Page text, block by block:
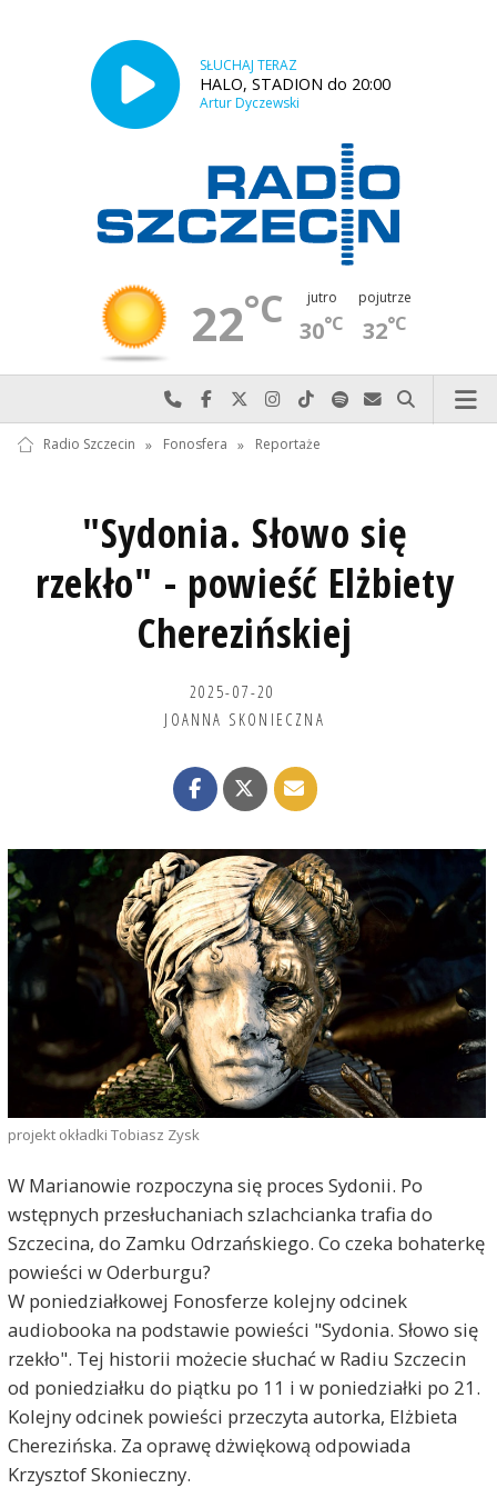
SŁUCHAJ TERAZ
HALO, STADION do 20:00
Artur Dyczewski
22°C jutro
30°C
pojutrze
32°C
Najlepiej po prostu do nas zadzwoń
Odwiedź nas na Facebook-u
Odwiedź nas na X
Odwiedź nas na Instagram-ie
Odwiedź nas na TikTok-u
Szukaj nas na Spotify
Wyślij do nas
Szukaj
Radio Szczecin » Fonosfera » Reportaże
"Sydonia. Słowo się
rzekło" - powieść Elżbiety
Cherezińskiej
2025-07-20
JOANNA SKONIECZNA
projekt okładki Tobiasz Zysk
W Marianowie rozpoczyna się proces Sydonii. Po
wstępnych przesłuchaniach szlachcianka trafia do
Szczecina, do Zamku Odrzańskiego. Co czeka bohaterkę
powieści w Oderburgu?
W poniedziałkowej Fonosferze kolejny odcinek
audiobooka na podstawie powieści "Sydonia. Słowo się
rzekło". Tej historii możecie słuchać w Radiu Szczecin
od poniedziałku do piątku po 11 i w poniedziałki po 21.
Kolejny odcinek powieści przeczyta autorka, Elżbieta
Cherezińska. Za oprawę dżwiękową odpowiada
Krzysztof Skonieczny.